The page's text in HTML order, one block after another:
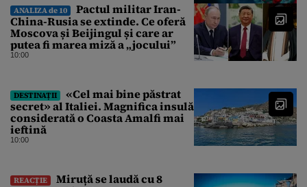
ANALIZA de 10
Pactul militar Iran-
China-Rusia se extinde. Ce oferă
Moscova și Beijingul și care ar
putea fi marea miză a „jocului”
10:00
DESTINAȚII
«Cel mai bine păstrat
secret» al Italiei. Magnifica insulă
considerată o Coasta Amalfi mai
ieftină
10:00
REACȚIE
Miruță se laudă cu 8